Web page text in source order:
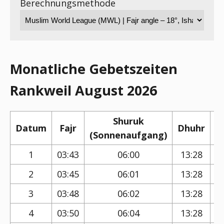
Berechnungsmethode
Monatliche Gebetszeiten
Rankweil August 2026
Datum Fajr
Shuruk
(Sonnenaufgang)
Dhuhr
1
03:43 06:00 13:28
2
03:45 06:01 13:28
3
03:48 06:02 13:28
4
03:50 06:04 13:28